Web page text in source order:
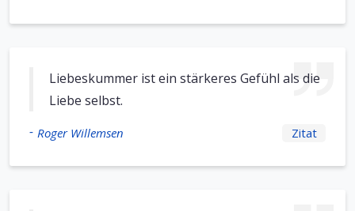
Liebeskummer ist ein stärkeres Gefühl als die
Liebe selbst.
- Roger Willemsen Zitat